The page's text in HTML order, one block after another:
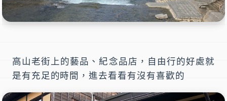
高山老街上的藝品、紀念品店，自由行的好處就
是有充足的時間，進去看看有沒有喜歡的